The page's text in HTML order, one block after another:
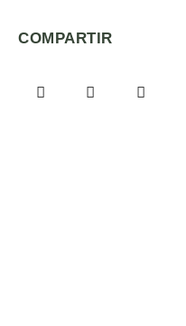
COMPARTIR